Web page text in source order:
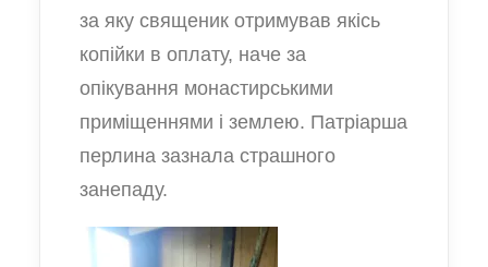
за яку священик отримував якісь
копійки в оплату, наче за
опікування монастирськими
приміщеннями і землею. Патріарша
перлина зазнала страшного
занепаду.